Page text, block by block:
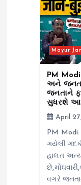
Mayur
PM
અને
જનતાને
સુધરશે
April
PM Modi:
ગયેલી
હાલત
વગરે